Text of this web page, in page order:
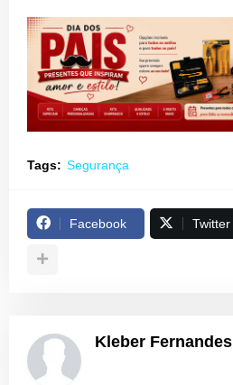
Tags: Segurança
Facebook Twitter
Kleber Fernandes